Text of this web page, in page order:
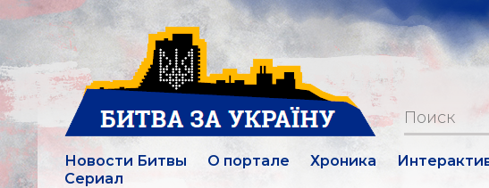
Новости Битвы О портале Хроника
Сериал